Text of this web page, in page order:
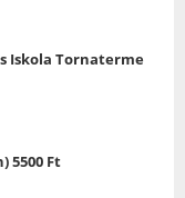
Iskola Tornaterme
5500 Ft